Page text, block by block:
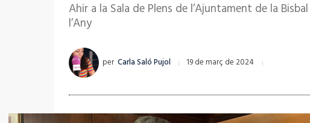
Ahir a la Sala de Plens de l’Ajuntament de la
l’Any
per Carla Saló Pujol 19 de març de 2024